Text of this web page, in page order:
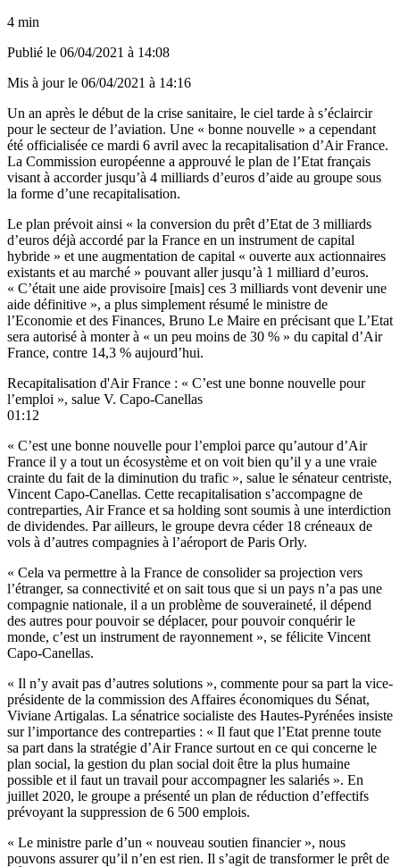
4 min
Publié le 06/04/2021 à 14:08
Mis à jour le 06/04/2021 à 14:16
Un an après le début de la crise sanitaire, le ciel tarde à s’éclaircir
pour le secteur de l’aviation. Une « bonne nouvelle » a cependant
été officialisée ce mardi 6 avril avec la recapitalisation d’Air France.
La Commission européenne a approuvé le plan de l’Etat français
visant à accorder jusqu’à 4 milliards d’euros d’aide au groupe sous
la forme d’une recapitalisation.
Le plan prévoit ainsi « la conversion du prêt d’Etat de 3 milliards
d’euros déjà accordé par la France en un instrument de capital
hybride » et une augmentation de capital « ouverte aux actionnaires
existants et au marché » pouvant aller jusqu’à 1 milliard d’euros.
« C’était une aide provisoire [mais] ces 3 milliards vont devenir une
aide définitive », a plus simplement résumé le ministre de
l’Economie et des Finances, Bruno Le Maire en précisant que L’Etat
sera autorisé à monter à « un peu moins de 30 % » du capital d’Air
France, contre 14,3 % aujourd’hui.
Recapitalisation d'Air France : « C’est une bonne nouvelle pour
l’emploi », salue V. Capo-Canellas
01:12
« C’est une bonne nouvelle pour l’emploi parce qu’autour d’Air
France il y a tout un écosystème et on voit bien qu’il y a une vraie
crainte du fait de la diminution du trafic », salue le sénateur centriste,
Vincent Capo-Canellas. Cette recapitalisation s’accompagne de
contreparties, Air France et sa holding sont soumis à une interdiction
de dividendes. Par ailleurs, le groupe devra céder 18 créneaux de
vols à d’autres compagnies à l’aéroport de Paris Orly.
« Cela va permettre à la France de consolider sa projection vers
l’étranger, sa connectivité et on sait tous que si un pays n’a pas une
compagnie nationale, il a un problème de souveraineté, il dépend
des autres pour pouvoir se déplacer, pour pouvoir conquérir le
monde, c’est un instrument de rayonnement », se félicite Vincent
Capo-Canellas.
« Il n’y avait pas d’autres solutions », commente pour sa part la vice-
présidente de la commission des Affaires économiques du Sénat,
Viviane Artigalas. La sénatrice socialiste des Hautes-Pyrénées insiste
sur l’importance des contreparties : « Il faut que l’Etat prenne toute
sa part dans la stratégie d’Air France surtout en ce qui concerne le
plan social, la gestion du plan social doit être la plus humaine
possible et il faut un travail pour accompagner les salariés ». En
juillet 2020, le groupe a présenté un plan de réduction d’effectifs
prévoyant la suppression de 6 500 emplois.
« Le ministre parle d’un « nouveau soutien financier », nous
pouvons assurer qu’il n’en est rien. Il s’agit de transformer le prêt de